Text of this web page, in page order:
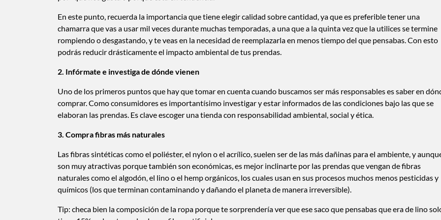
En este punto, recuerda la importancia que tiene elegir calidad sobre cantidad, ya que es preferible tener una
chamarra que vas a usar mil veces durante muchas temporadas, a una que a la quinta vez que la utilices se termine
rompiendo o desgastando, y te veas en la necesidad de reemplazarla en menos tiempo del que pensabas. Con esto
podrás reducir drásticamente el impacto ambiental de tus prendas.
2. Infórmate e investiga de dónde vienen
Uno de los primeros puntos que hay que tomar en cuenta cuando buscamos ser más responsables es saber en
comprar. Como consumidores es importantísimo investigar y estar informados de las condiciones bajo las que se
elaboran las prendas. Es clave escoger una tienda con responsabilidad ambiental, social y ética.
3. Compra fibras más naturales
Las fibras sintéticas como el poliéster, el nylon o el acrílico, suelen ser de las más dañinas para el ambiente, y
son muy atractivas porque también son económicas, es mejor inclinarte por las prendas que vengan de fibras
naturales como el algodón, el lino o el hemp orgánicos, los cuales usan en sus procesos muchos menos pesticidas y
químicos (los que terminan contaminando y dañando el planeta de manera irreversible).
Tip: checa bien la composición de la ropa porque te sorprendería ver que ese saco que pensabas que era de lino